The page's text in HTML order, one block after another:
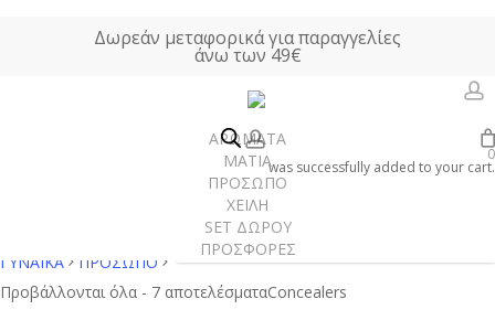
Δωρεάν μεταφορικά για παραγγελίες
άνω των 49€
ΑΡΩΜΑΤΑ
Γυναίκα
ΜΑΤΙΑ
ΠΡΟΣΩΠΟ
ΧΕΙΛΗ
SET ΔΩΡΟΥ
ΠΡΟΣΦΟΡΕΣ
account
0
was successfully added to your cart.
Concealers
Προβάλλονται όλα - 7 αποτελέσματα
ΓΥΝΑΙΚΑ
ΠΡΟΣΩΠΟ
Concealers